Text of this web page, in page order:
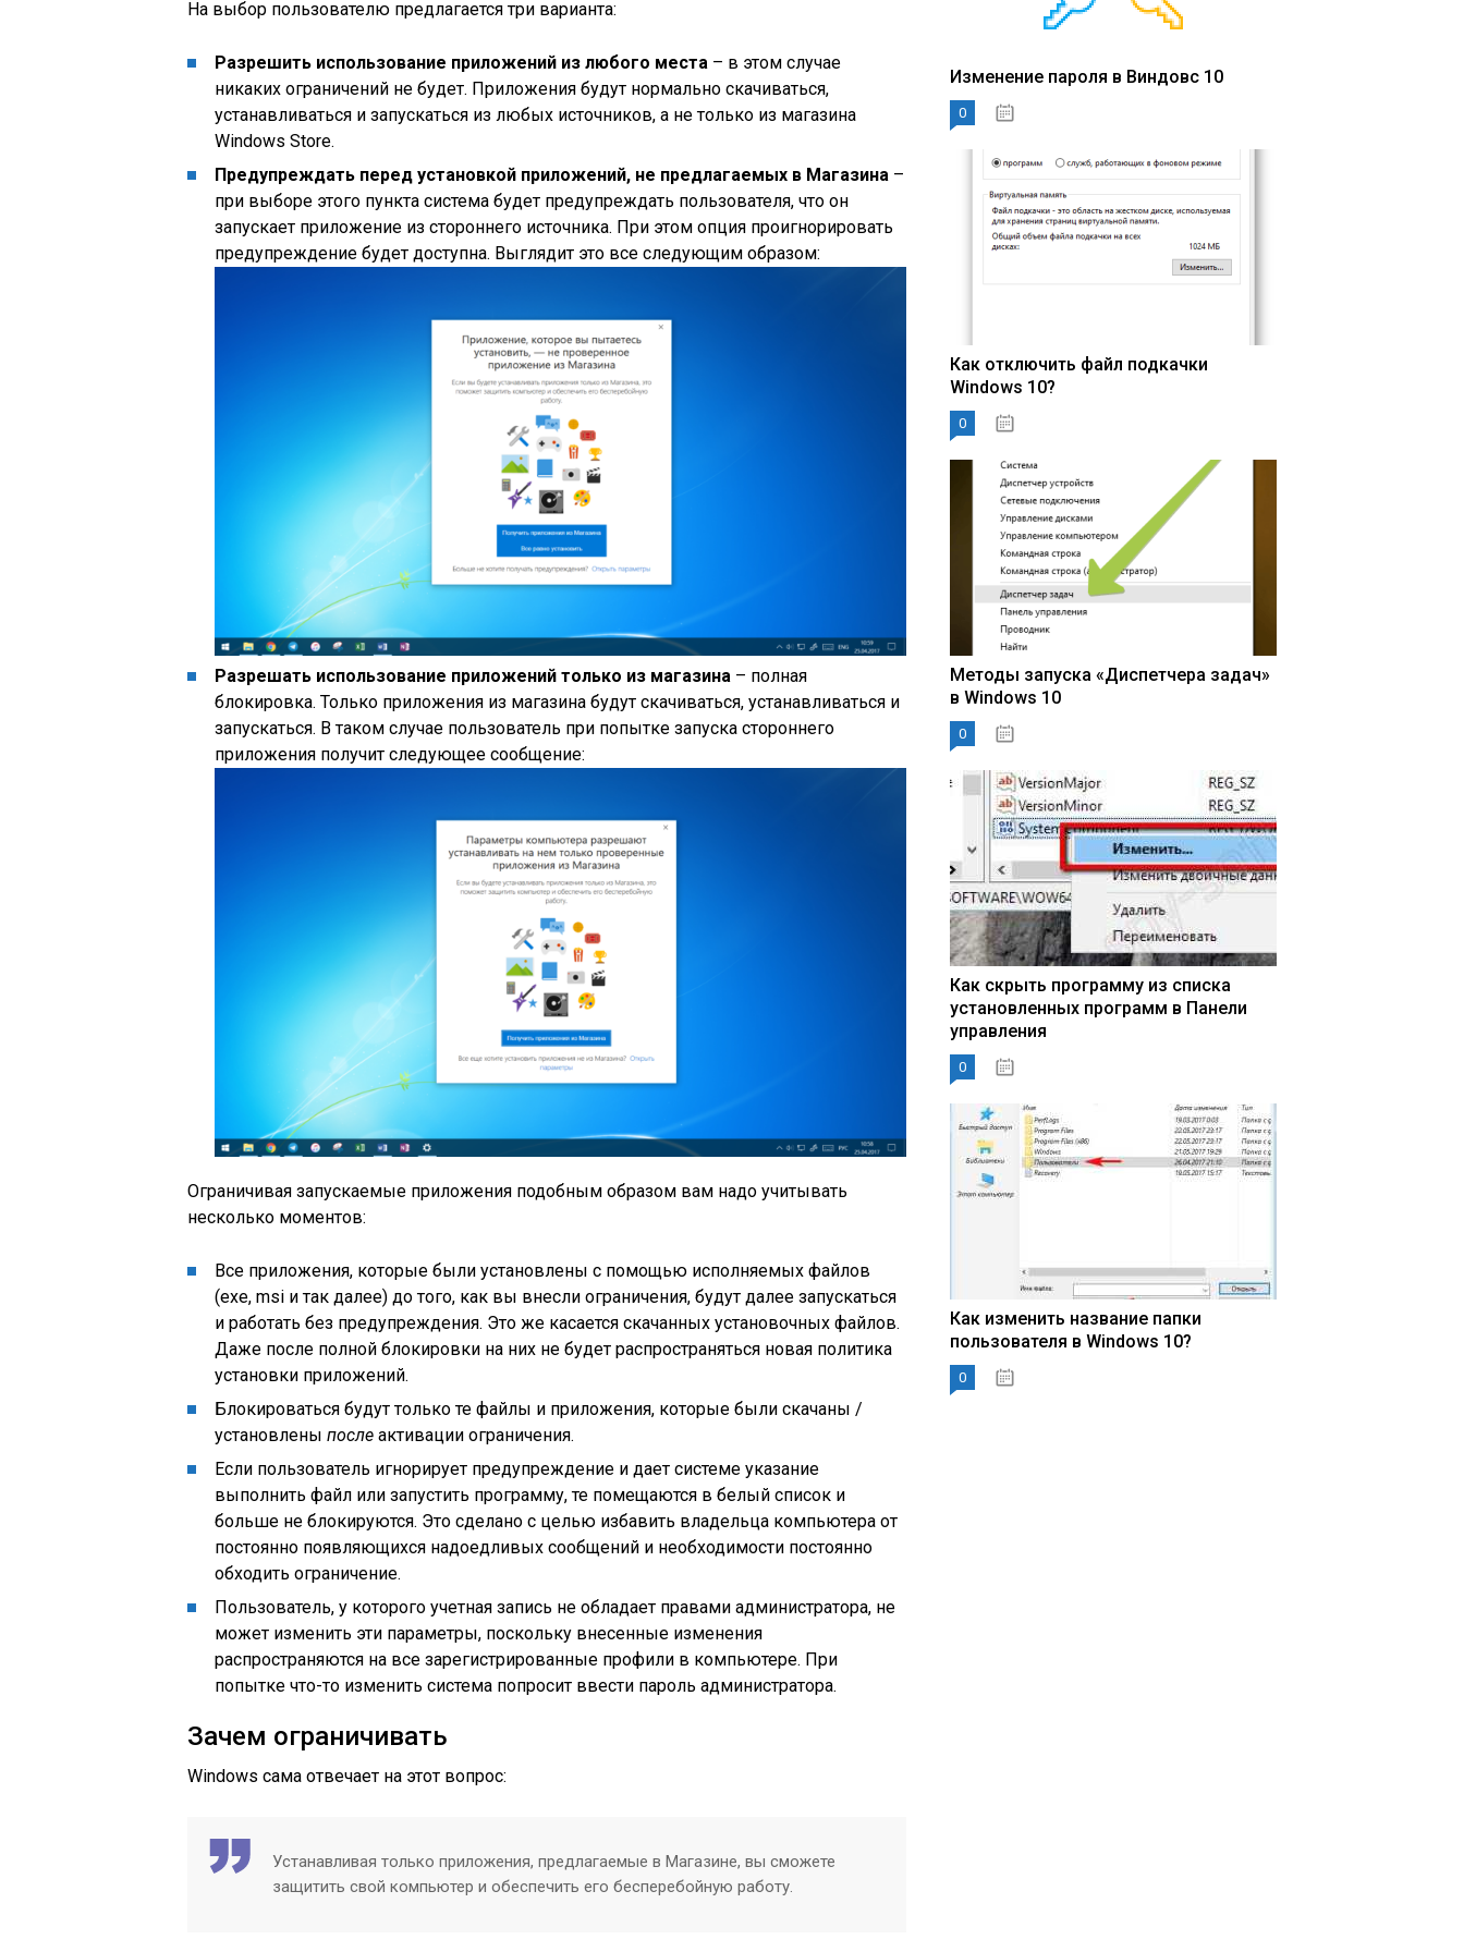
На выбор пользователю предлагается три варианта:
Разрешить использование приложений из любого места – в этом случае
никаких ограничений не будет. Приложения будут нормально скачиваться,
устанавливаться и запускаться из любых источников, а не только из магазина
Windows Store.
Предупреждать перед установкой приложений, не предлагаемых в Магазина –
при выборе этого пункта система будет предупреждать пользователя, что он
запускает приложение из стороннего источника. При этом опция проигнорировать
предупреждение будет доступна. Выглядит это все следующим образом:
Разрешать использование приложений только из магазина – полная
блокировка. Только приложения из магазина будут скачиваться, устанавливаться и
запускаться. В таком случае пользователь при попытке запуска стороннего
приложения получит следующее сообщение:
Ограничивая запускаемые приложения подобным образом вам надо учитывать
несколько моментов:
Все приложения, которые были установлены с помощью исполняемых файлов
(exe, msi и так далее) до того, как вы внесли ограничения, будут далее запускаться
и работать без предупреждения. Это же касается скачанных установочных файлов.
Даже после полной блокировки на них не будет распространяться новая политика
установки приложений.
Блокироваться будут только те файлы и приложения, которые были скачаны /
установлены после активации ограничения.
Если пользователь игнорирует предупреждение и дает системе указание
выполнить файл или запустить программу, те помещаются в белый список и
больше не блокируются. Это сделано с целью избавить владельца компьютера от
постоянно появляющихся надоедливых сообщений и необходимости постоянно
обходить ограничение.
Пользователь, у которого учетная запись не обладает правами администратора, не
может изменить эти параметры, поскольку внесенные изменения
распространяются на все зарегистрированные профили в компьютере. При
попытке что-то изменить система попросит ввести пароль администратора.
Зачем ограничивать
Windows сама отвечает на этот вопрос:
Устанавливая только приложения, предлагаемые в Магазине, вы сможете
защитить свой компьютер и обеспечить его бесперебойную работу.
Изменение пароля в Виндовс 10
0
Как отключить файл подкачки
Windows 10?
0
Методы запуска «Диспетчера задач»
в Windows 10
0
Как скрыть программу из списка
установленных программ в Панели
управления
0
Как изменить название папки
пользователя в Windows 10?
0